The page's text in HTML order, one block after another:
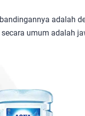
adalah
umum adalah